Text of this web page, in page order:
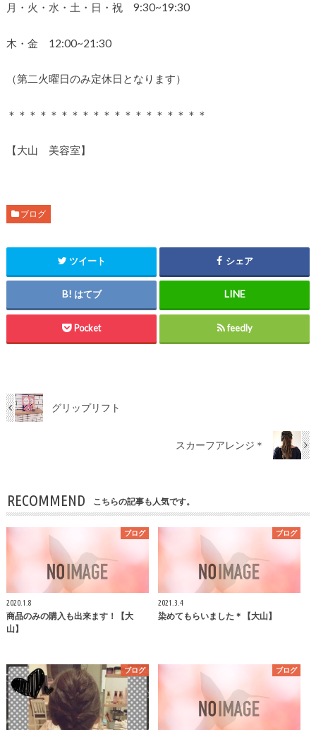
月・火・水・土・日・祝 9:30~19:30
木・金 12:00~21:30
（第二火曜日のみ定休日となります）
＊＊＊＊＊＊＊＊＊＊＊＊＊＊＊＊＊＊＊
【大山 美容室】
ブログ
ツイート シェア
はてブ
Pocket feedly
グリップリフト
スカーフアレンジ＊
RECOMMEND こちらの記事も人気です。
ブログ
2020.1.8
商品のみの購入も出来ます！【大
山】
ブログ
2021.3.4
染めてもらいました＊【大山】
ブログ ブログ